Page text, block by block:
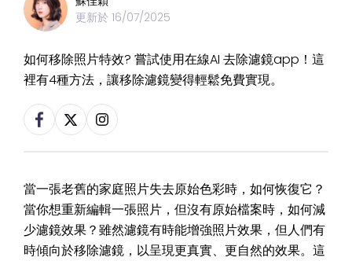
更新於 16/07/2025
如何移除照片特效? 嘗試使用在線AI 去除濾鏡app！這
裡有4種方法，讓移除濾鏡變得輕鬆免費實現。
當一張老舊的家庭照片失去原始色彩時，如何恢復它？
當你想重新編輯一張照片，但沒有原始檔案時，如何減
少濾鏡效果？雖然濾鏡有時能增強照片效果，但人們有
時傾向於移除濾鏡，以呈現更真實、更自然的效果。這